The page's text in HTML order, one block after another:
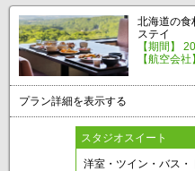
北海道の食
ステイ
【期間】
【航空会社】
プラン詳細を表示する
スタジオスイート
洋室・ツイン・バス・